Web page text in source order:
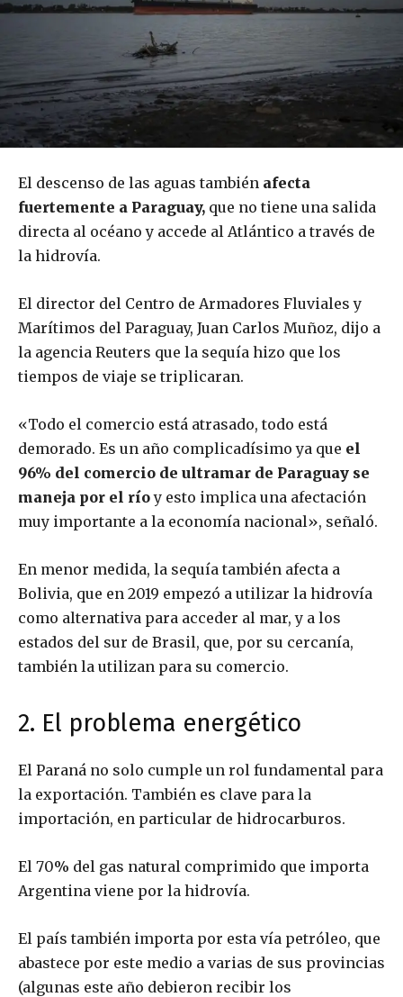
El descenso de las aguas también afecta
fuertemente a Paraguay, que no tiene una salida
directa al océano y accede al Atlántico a través de
la hidrovía.
El director del Centro de Armadores Fluviales y
Marítimos del Paraguay, Juan Carlos Muñoz, dijo a
la agencia Reuters que la sequía hizo que los
tiempos de viaje se triplicaran.
«Todo el comercio está atrasado, todo está
demorado. Es un año complicadísimo ya que el
96% del comercio de ultramar de Paraguay se
maneja por el ríoy esto implica una afectación
muy importante a la economía nacional», señaló.
En menor medida, la sequía también afecta a
Bolivia, que en 2019 empezó a utilizar la hidrovía
como alternativa para acceder al mar, y a los
estados del sur de Brasil, que, por su cercanía,
también la utilizan para su comercio.
2. El problema energético
El Paraná no solo cumple un rol fundamental para
la exportación. También es clave para la
importación, en particular de hidrocarburos.
El 70% del gas natural comprimido que importa
Argentina viene por la hidrovía.
El país también importa por esta vía petróleo, que
abastece por este medio a varias de sus provincias
(algunas este año debieron recibir los